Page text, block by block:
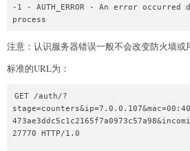
-1 - AUTH_ERROR - An error
注意：认识服务器错误一般不会改变防火墙或
标准的URL为：
GET /auth/?
27770 HTTP/1.0